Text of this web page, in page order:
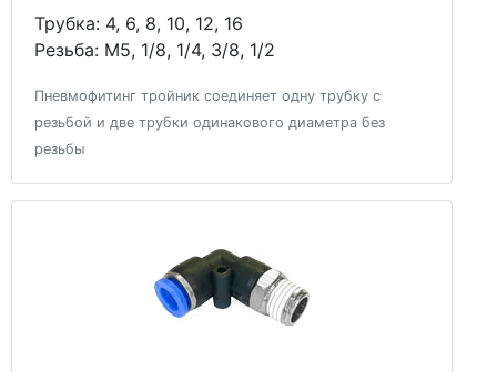
Трубка: 4, 6, 8, 10, 12, 16
Резьба: М5, 1/8, 1/4, 3/8, 1/2
Пневмофитинг тройник соединяет одну трубку с
резьбой и две трубки одинакового диаметра без
резьбы